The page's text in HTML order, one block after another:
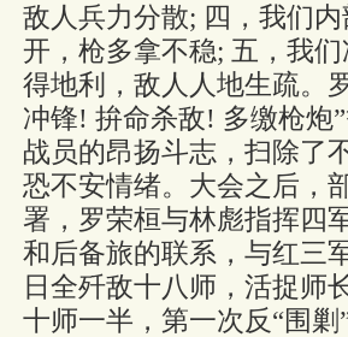
敌人兵力分散; 四，我们
开，枪多拿不稳; 五，我
得地利，敌人人地生疏。
冲锋! 拚命杀敌! 多缴枪炮
战员的昂扬斗志，扫除了
恐不安情绪。大会之后，
署，罗荣桓与林彪指挥四
和后备旅的联系，与红三
日全歼敌十八师，活捉师
十师一半，第一次反“围